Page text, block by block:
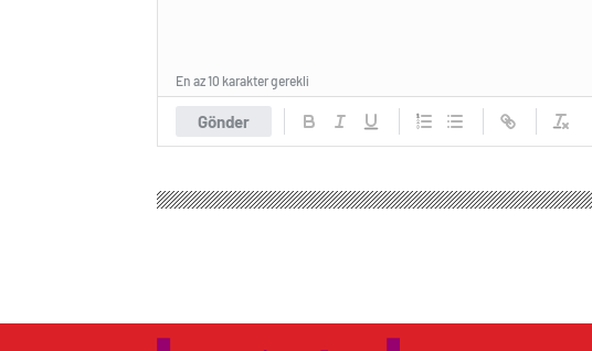
Gönder
En az 10 karakter gerekli